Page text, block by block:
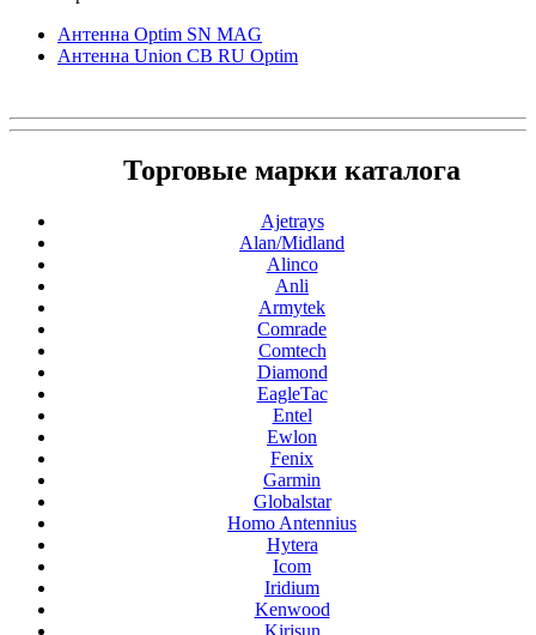
Антенна Optim SN MAG
Антенна Union CB RU Optim
Торговые марки каталога
Ajetrays
Alan/Midland
Alinco
Anli
Armytek
Comrade
Comtech
Diamond
EagleTac
Entel
Ewlon
Fenix
Garmin
Globalstar
Homo Antennius
Hytera
Icom
Iridium
Kenwood